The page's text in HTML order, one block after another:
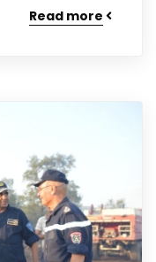
Read more